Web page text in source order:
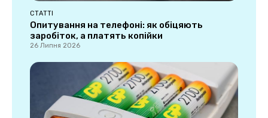
СТАТТІ
Опитування на телефоні: як обіцяють
заробіток, а платять копійки
26 Липня 2026